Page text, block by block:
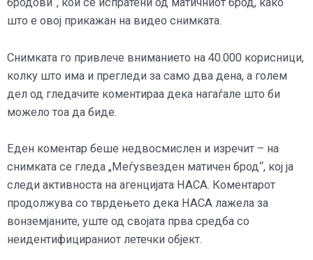
бродови“, кои се испратени од матичниот брод, како
што е овој прикажан на видео снимката.
Снимката го привлече вниманието на 40.000 корисници,
колку што има и прегледи за само два дена, а голем
дел од гледачите коментираа дека нагаѓале што би
можело тоа да биде.
Еден коментар беше недвосмислен и изречит – на
снимката се гледа „Меѓуѕвезден матичен брод“, кој ја
следи активноста на агенцијата НАСА. Коментарот
продолжува со тврдењето дека НАСА лажела за
вонземјаните, уште од својата прва средба со
неидентифицираниот летечки објект.